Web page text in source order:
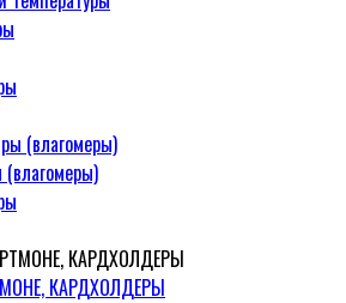
(влагомеры)
КАРДХОЛДЕРЫ